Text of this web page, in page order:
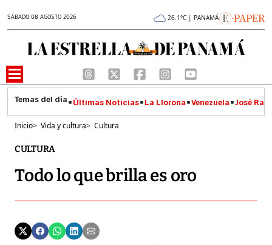
SÁBADO 08 AGOSTO 2026 26.1°C | PANAMÁ
Últimas Noticias La Llorona Venezuela José
Inicio> Vida y cultura> Cultura
CULTURA
Todo lo que brilla es oro